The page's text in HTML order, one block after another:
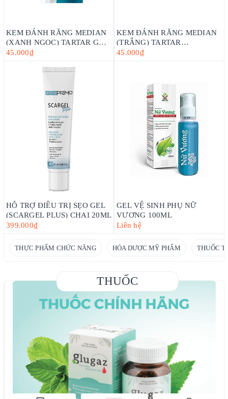
KEM ĐÁNH RĂNG MEDIAN
(XANH NGỌC) TARTAR GUM
TOOTHPASTE (120G)_HÀN
45.000₫
KEM ĐÁNH RĂNG MEDIAN
(TRẮNG) TARTAR
TOOTHPASTE WHITE
45.000₫
HỖ TRỢ ĐIỀU TRỊ SẸO GEL
(SCARGEL PLUS) CHAI 20ML
399.000₫
GEL VỆ SINH PHỤ NỮ
VƯƠNG 100ML
Liên hệ
THỰC PHẨM CHỨC NĂNG HÓA DƯỢC MỸ PHẨM THUỐC
THUỐC